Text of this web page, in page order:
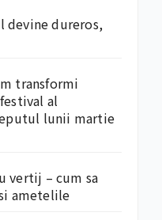
devine dureros,
transformi
al
lunii martie
vertij – cum sa
ametelile